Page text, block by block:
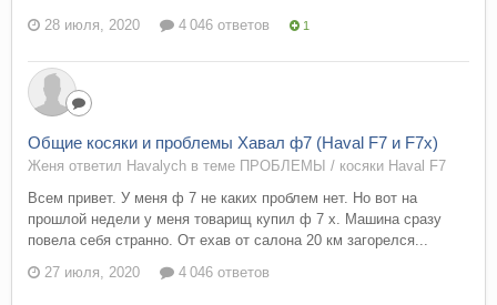
28 июля, 2020 4 046 ответов 1
Общие косяки и проблемы Хавал ф7 (Haval F7 и F7x)
Женя ответил Havalych в теме ПРОБЛЕМЫ / косяки Haval F7
Всем привет. У меня ф 7 не каких проблем нет. Но вот на
прошлой недели у меня товарищ купил ф 7 х. Машина сразу
повела себя странно. От ехав от салона 20 км загорелся...
27 июля, 2020
4 046 ответов